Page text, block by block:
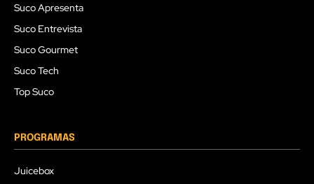
Suco Apresenta
Suco Entrevista
Suco Gourmet
Suco Tech
Top Suco
PROGRAMAS
Juicebox